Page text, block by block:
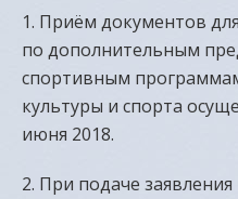
1. Приём документов
по дополнительным
спортивным
культуры и спорта
июня 2018.
2. При подаче